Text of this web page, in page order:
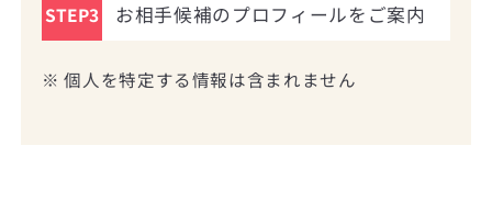
STEP3 お相手候補のプロフィールをご案内
※ 個人を特定する情報は含まれません